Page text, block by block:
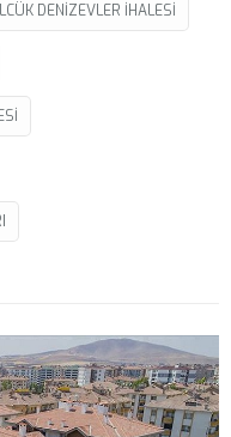
DENIZEVLER IHALESI